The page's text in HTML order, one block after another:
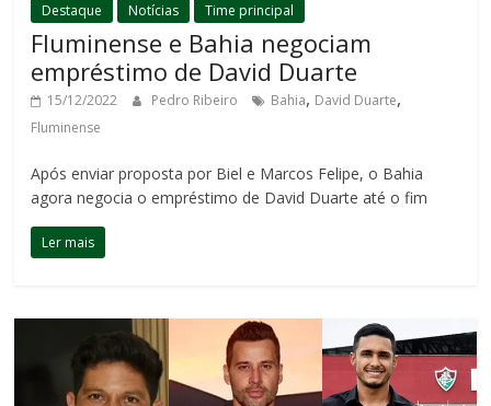
Destaque Notícias Time principal
Fluminense e Bahia negociam
empréstimo de David Duarte
15/12/2022 Pedro Ribeiro Bahia, David Duarte,
Fluminense
Após enviar proposta por Biel e Marcos Felipe, o Bahia
agora negocia o empréstimo de David Duarte até o fim
Ler mais